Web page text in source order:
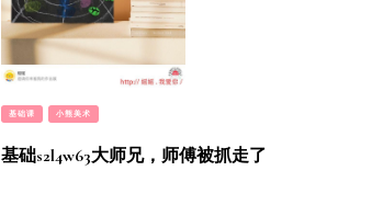
基础课 小熊美术
基础s2l4w63大师兄，师傅被抓走了